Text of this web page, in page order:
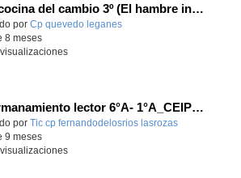
La cocina del cambio 3º (El hambre invisible – África)
educativo.
por Cp quevedo leganes-
8 meses
visualizaciones
Hermanamiento lector 6°A- 1°A_CEIP FDLR_Las Rozas
educativo.
por Tic cp fernandodelosrios lasrozas-
9 meses
visualizaciones